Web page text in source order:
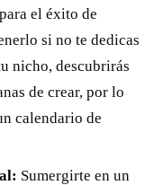
el éxito de
si no te dedicas
nicho, descubrirás
de crear, por lo
calendario de
Sumergirte en un